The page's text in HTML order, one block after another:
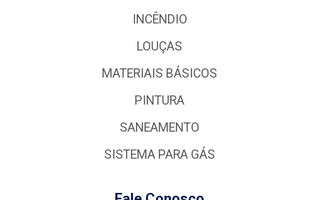
INCÊNDIO
LOUÇAS
MATERIAIS BÁSICOS
PINTURA
SANEAMENTO
SISTEMA PARA GÁS